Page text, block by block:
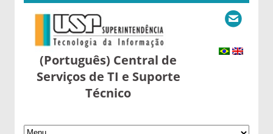
(Português) Central de
Serviços de TI e Suporte
Técnico